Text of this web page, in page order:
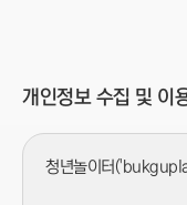
개인정보 수집 및 이
청년놀이터